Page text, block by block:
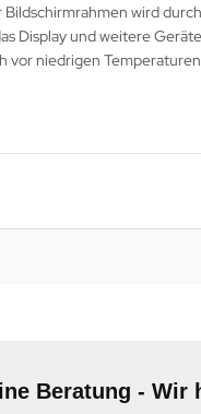
wird
Display und weitere
niedrigen
Beratung - Wir